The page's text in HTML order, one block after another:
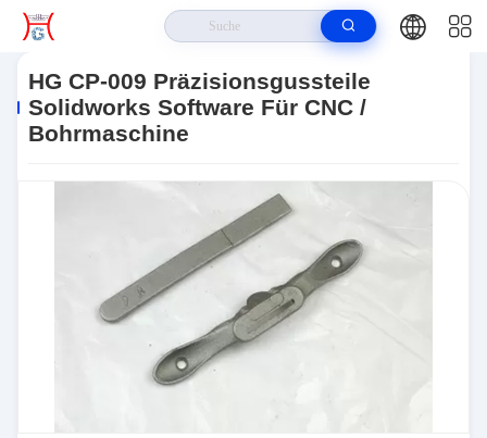
Präzisionsgussteile Solidworks Software Für CNC / Bohrmaschine
HG CP-009 Präzisionsgussteile
Solidworks Software Für CNC /
Bohrmaschine